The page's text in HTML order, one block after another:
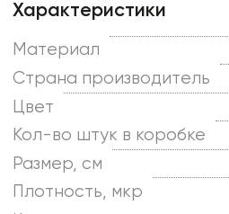
Характеристики
Материал
Страна производитель
Цвет
Кол-во штук в коробке
Размер, см
Плотность, мкр